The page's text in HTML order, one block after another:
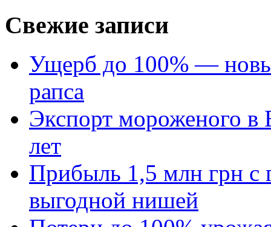
Свежие записи
Ущерб до 100% —
рапса
Экспорт мороженого в
лет
Прибыль 1,5 млн грн с
выгодной нишей